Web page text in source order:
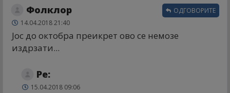
Фолклор
14.04.2018 21:40
Јос до октобра преикрет ово се немозе
издрзати...
ОДГОВОРИТЕ
Ре:
15.04.2018 09:06